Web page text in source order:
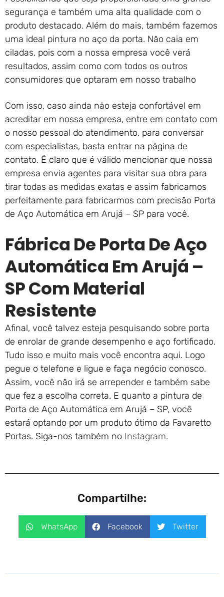
segurança e também uma alta qualidade com o
produto destacado. Além do mais, também fazemos
uma ideal pintura no aço da porta. Não caia em
ciladas, pois com a nossa empresa você verá
resultados, assim como com todos os outros
consumidores que optaram em nosso trabalho
Com isso, caso ainda não esteja confortável em
acreditar em nossa empresa, entre em contato com
o nosso pessoal do atendimento, para conversar
com especialistas, basta entrar na página de
contato. É claro que é válido mencionar que nossa
empresa envia agentes para visitar sua obra para
tirar todas as medidas exatas e assim fabricamos
perfeitamente para fabricarmos com precisão Porta
de Aço Automática em Arujá – SP para você.
Fábrica De Porta De Aço
Automática Em Arujá –
SP Com Material
Resistente
Afinal, você talvez esteja pesquisando sobre porta
de enrolar de grande desempenho e aço fortificado.
Tudo isso e muito mais você encontra aqui. Logo
pegue o telefone e ligue e faça negócio conosco.
Assim, você não irá se arrepender e também sabe
que fez a escolha correta. E quanto a pintura de
Porta de Aço Automática em Arujá – SP, você
estará optando por um produto ótimo da Favaretto
Portas. Siga-nos também no Instagram.
Compartilhe:
WhatsApp Facebook Twitter